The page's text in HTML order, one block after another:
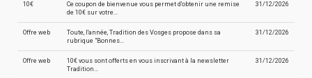
10€
Ce coupon de bienvenue vous permet d'obtenir une remise
de 10€ sur votre…
31/12/2026
Offre web
Toute, l'année, Tradition des Vosges propose dans sa
rubrique "Bonnes…
31/12/2026
Offre web
10€ vous sont offerts en vous inscrivant à la newsletter
Tradition…
31/12/2026